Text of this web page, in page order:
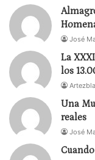
José
La
los
Una
reales
José